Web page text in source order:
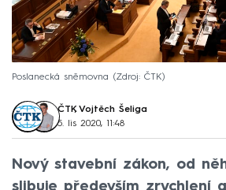
Poslanecká sněmovna Zdroj: ČTK
ČTK, Vojtěch Šeliga
5. lis 2020, 11:48
Nový stavební zákon, od
slibuje především zrychlení